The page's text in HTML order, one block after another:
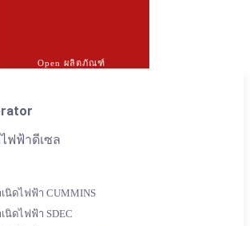
Open ผลิตภัณฑ์
ฟฟ้าดีเซล
เนิดไฟฟ้า CUMMINS
นิดไฟฟ้า SDEC